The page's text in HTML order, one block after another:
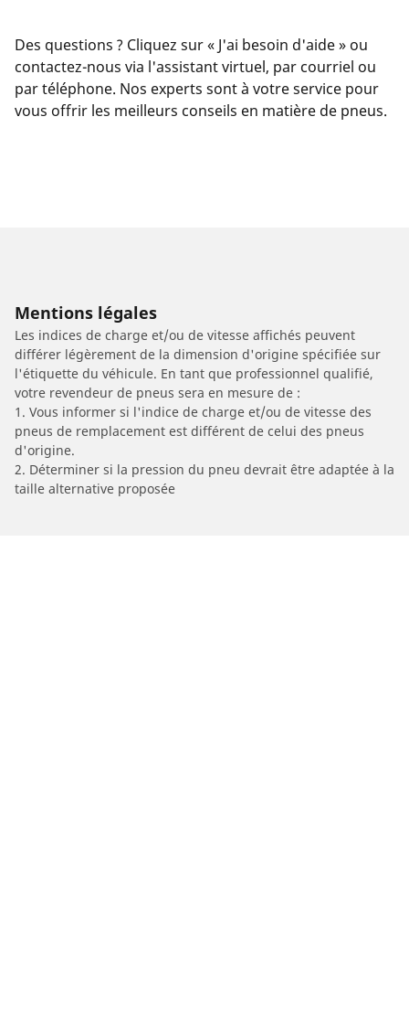
Des questions ? Cliquez sur « J'ai besoin d'aide » ou
contactez-nous via l'assistant virtuel, par courriel ou
par téléphone. Nos experts sont à votre service pour
vous offrir les meilleurs conseils en matière de pneus.
Mentions légales
Les indices de charge et/ou de vitesse affichés peuvent
différer légèrement de la dimension d'origine spécifiée sur
l'étiquette du véhicule. En tant que professionnel qualifié,
votre revendeur de pneus sera en mesure de :
1. Vous informer si l'indice de charge et/ou de vitesse des
pneus de remplacement est différent de celui des pneus
d'origine.
2. Déterminer si la pression du pneu devrait être adaptée à la
taille alternative proposée